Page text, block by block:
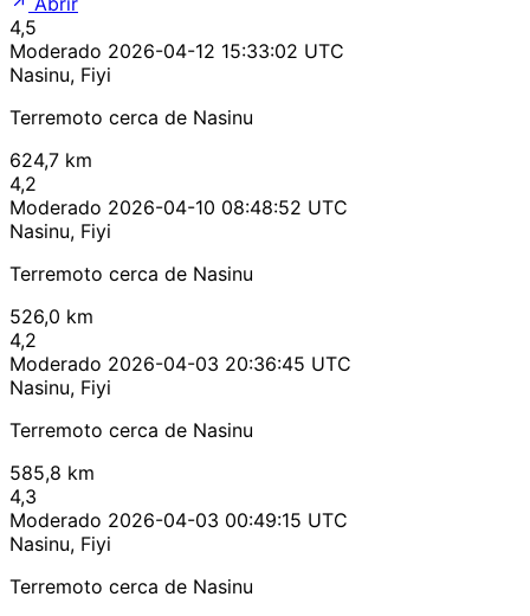
4,5
Moderado 2026-04-12 15:33:02 UTC
Nasinu, Fiyi
Terremoto cerca de Nasinu
624,7 km
4,2
Moderado 2026-04-10 08:48:52 UTC
Nasinu, Fiyi
Terremoto cerca de Nasinu
526,0 km
4,2
Moderado 2026-04-03 20:36:45 UTC
Nasinu, Fiyi
Terremoto cerca de Nasinu
585,8 km
4,3
Moderado 2026-04-03 00:49:15 UTC
Nasinu, Fiyi
Terremoto cerca de Nasinu